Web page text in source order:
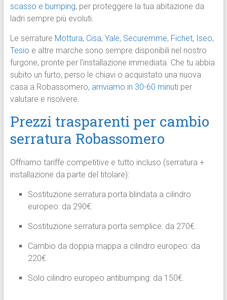
scasso e bumping, per proteggere la tua abitazione da
ladri sempre più evoluti.
Le serrature Mottura, Cisa, Yale, Securemme, Fichet, Iseo,
Tesio e altre marche sono sempre disponibili nel nostro
furgone, pronte per l’installazione immediata. Che tu abbia
subito un furto, perso le chiavi o acquistato una nuova
casa a Robassomero, arriviamo in 30-60 minutiper
valutare e risolvere.
Prezzi trasparenti per cambio
serratura Robassomero
Offriamo tariffe competitive e tutto incluso (serratura +
installazione da parte del titolare):
Sostituzione serratura porta blindata a cilindro
europeo: da 290€.
Sostituzione serratura porta semplice: da 270€.
Cambio da doppia mappa a cilindro europeo: da
220€.
Solo cilindro europeo antibumping: da 150€.